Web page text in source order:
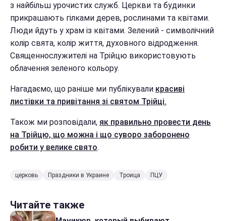
з найбільш урочистих служб. Церкви та будинки
прикрашають гілками дерев, рослинами та квітами.
Люди йдуть у храм із квітами. Зелений - символічний
колір свята, колір життя, духовного відродження.
Священнослужителі на Трійцю використовують
облачення зеленого кольору.
Нагадаємо, що раніше ми публікували красиві
листівки та привітання зі святом Трійці.
Також ми розповідали, як правильно провести день
на Трійцю, що можна і що суворо заборонено
робити у велике свято.
церковь Праздники в Украине Троица ПЦУ
Читайте также